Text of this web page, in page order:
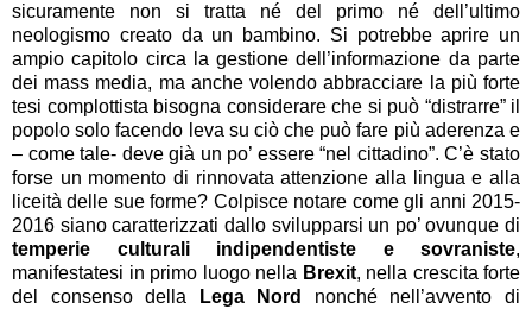
sicuramente non si tratta né del primo né dell’ultimo
neologismo creato da un bambino. Si potrebbe aprire un
ampio capitolo circa la gestione dell’informazione da parte
dei mass media, ma anche volendo abbracciare la più forte
tesi complottista bisogna considerare che si può “distrarre” il
popolo solo facendo leva su ciò che può fare più aderenza e
– come tale- deve già un po’ essere “nel cittadino”. C’è stato
forse un momento di rinnovata attenzione alla lingua e alla
liceità delle sue forme? Colpisce notare come gli anni 2015-
2016 siano caratterizzati dallo svilupparsi un po’ ovunque di
temperie culturali
indipendentiste e sovraniste,
manifestatesi in primo luogo nella Brexit, nella crescita forte
del consenso della
Lega Nord nonché nell’avvento di